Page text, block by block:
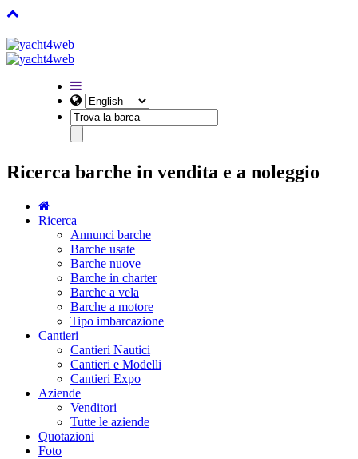
Ricerca barche in vendita e a noleggio
Ricerca
Annunci barche
Barche usate
Barche nuove
Barche in charter
Barche a vela
Barche a motore
Tipo imbarcazione
Cantieri
Cantieri Nautici
Cantieri e Modelli
Cantieri Expo
Aziende
Venditori
Tutte le aziende
Quotazioni
Foto